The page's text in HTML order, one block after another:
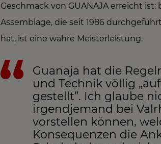
Geschmack von GUANAJA erreicht
Assemblage, die seit 1986
hat, ist eine wahre Meisterleistung.
Guanaja hat die
und Technik völlig
gestellt”. Ich glaube
irgendjemand bei
vorstellen können,
Konsequenzen die